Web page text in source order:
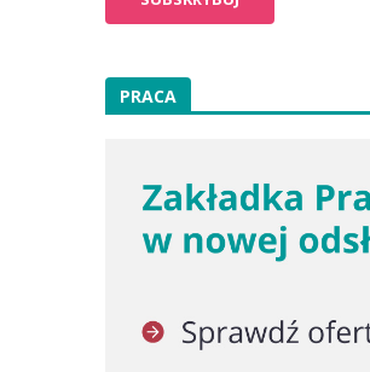
PRACA